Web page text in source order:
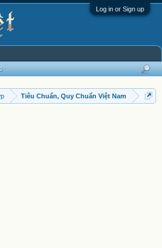
Log in or Sign up
Tiêu Chuẩn, Quy Chuẩn Việt Nam